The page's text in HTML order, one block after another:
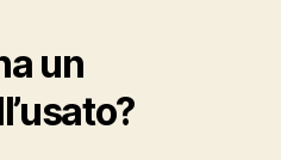
un